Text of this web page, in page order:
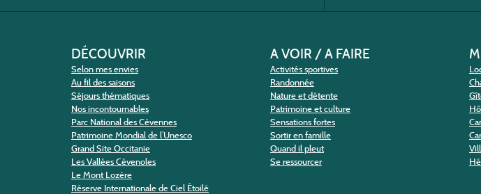
DÉCOUVRIR
Selon mes envies
Au fil des saisons
Séjours thématiques
Nos incontournables
Parc National des Cévennes
Patrimoine Mondial de l’Unesco
Grand Site Occitanie
Les Vallées Cévenoles
Le Mont Lozère
Réserve Internationale de Ciel Étoilé
A VOIR / A FAIRE
Activités sportives
Randonnée
Nature et détente
Patrimoine et culture
Sensations fortes
Sortir en famille
Quand il pleut
Se ressourcer